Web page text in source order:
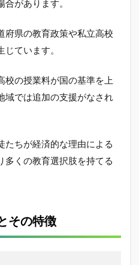
合があります。
府県の教育政策や私立高校
ています。
校の授業料が国の基準を上
域では追加の支援がなされ
たちが経済的な理由による
多くの教育選択肢を持てる
その特徴